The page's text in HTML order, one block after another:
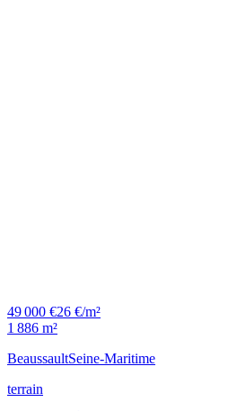
49 000 €26 €/m²
1 886 m²
BeaussaultSeine-Maritime
terrain